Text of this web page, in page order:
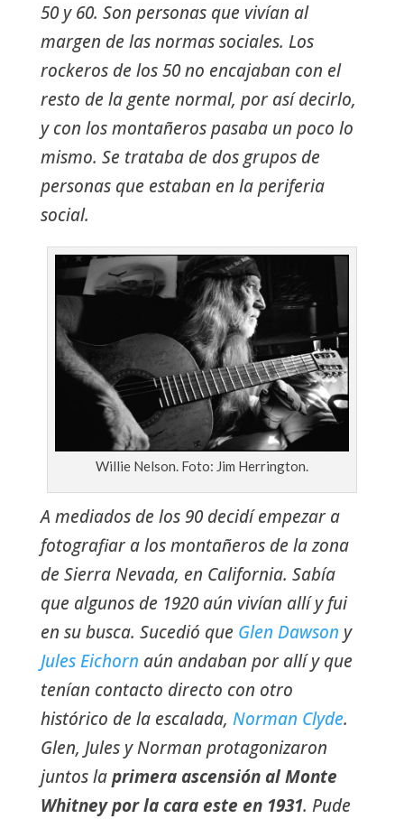
50 y 60. Son personas que vivían al
margen de las normas sociales. Los
rockeros de los 50 no encajaban con el
resto de la gente normal, por así decirlo,
y con los montañeros pasaba un poco lo
mismo. Se trataba de dos grupos de
personas que estaban en la periferia
social.
Willie Nelson. Foto: Jim Herrington.
A mediados de los 90 decidí empezar a
fotografiar a los montañeros de la zona
de Sierra Nevada, en California. Sabía
que algunos de 1920 aún vivían allí y fui
en su busca. Sucedió que Glen Dawson y
Jules Eichorn aún andaban por allí y que
tenían contacto directo con otro
histórico de la escalada, Norman Clyde.
Glen, Jules y Norman protagonizaron
juntos laprimera ascensión al Monte
Whitney por la cara este en 1931. Pude